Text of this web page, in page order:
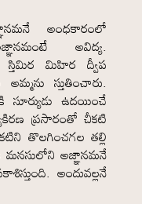
అంధకారంలో
అవిద్య.
మిహిర ద్వీప
స్తుతించారు.
ఉదయించే
ప్రసారంతో చీకటి
తొలగించగల తల్లి
అజ్ఞానమనే
అందువల్లనే